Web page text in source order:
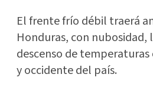
El frente frío débil traerá
Honduras, con nubosidad,
descenso de
y occidente del país.